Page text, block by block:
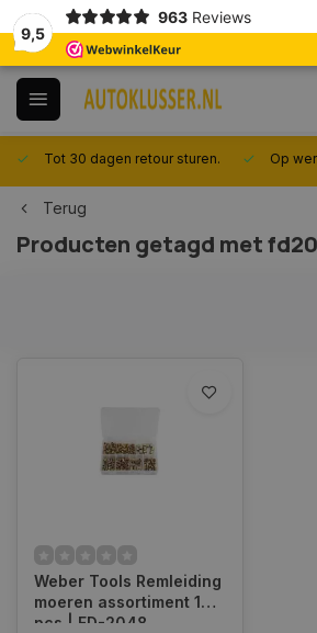
9,5
963 Reviews
Tot 30 dagen retour sturen. Op
Terug
Producten getagd met
Weber Tools Remleiding
moeren assortiment 135
pcs | FD-2048